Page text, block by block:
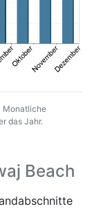
Monatliche
das Jahr.
Beach